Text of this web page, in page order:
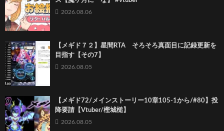
2026.08.06
【メギド７２】星間RTA そろそろ真面目に記録更新を
目指す【その7】
2026.08.05
【メギド72/メインストーリー10章105-1から/#80】投
降要請【Vtuber/樫城槌】
2026.08.05